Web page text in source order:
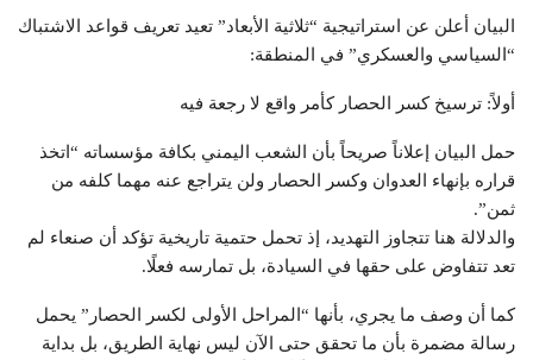
البيان أعلن عن استراتيجية “ثلاثية الأبعاد” تعيد تعريف قواعد الاشتباك
“السياسي والعسكري” في المنطقة:
أولاً: ترسيخ كسر الحصار كأمر واقع لا رجعة فيه
حمل البيان إعلاناً صريحاً بأن الشعب اليمني بكافة مؤسساته “اتخذ
قراره بإنهاء العدوان وكسر الحصار ولن يتراجع عنه مهما كلفه من
ثمن”.
والدلالة هنا تتجاوز التهديد، إذ تحمل حتمية تاريخية تؤكد أن صنعاء لم
تعد تتفاوض على حقها في السيادة، بل تمارسه فعلًا.
كما أن وصف ما يجري، بأنها “المراحل الأولى لكسر الحصار” يحمل
رسالة مضمرة بأن ما تحقق حتى الآن ليس نهاية الطريق، بل بداية